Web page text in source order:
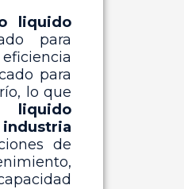
liquido
para
para
lo que
liquido
industria
de